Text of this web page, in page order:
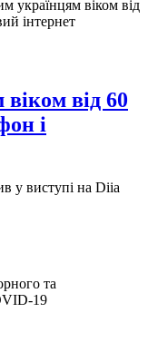
від 60
і
у виступі на Diia